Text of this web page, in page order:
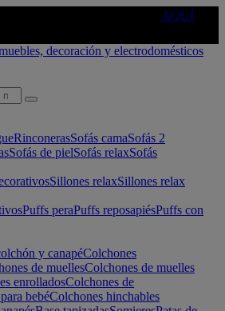
AQUÍ
RinconerasSofás camaSofás 2
Sofás de pielSofás relaxSofás
Sillones relaxSillones relax
Puffs peraPuffs reposapiésPuffs con
y canapéColchones
de muellesColchones de muelles
enrolladosColchones de
bebéColchones hinchables